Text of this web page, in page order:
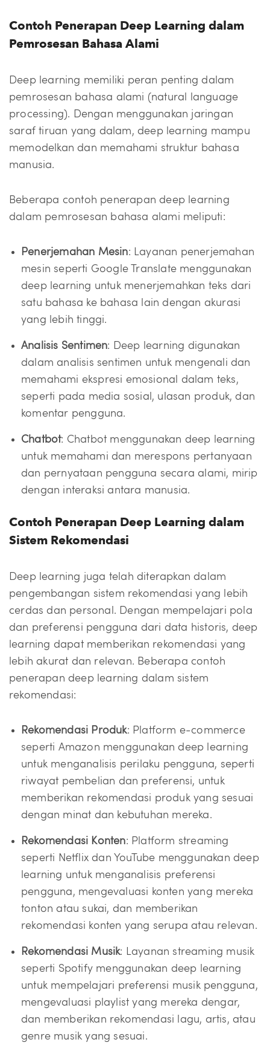
Contoh Penerapan Deep Learning dalam
Pemrosesan Bahasa Alami
Deep learning memiliki peran penting dalam
pemrosesan bahasa alami (natural language
processing). Dengan menggunakan jaringan
saraf tiruan yang dalam, deep learning mampu
memodelkan dan memahami struktur bahasa
manusia.
Beberapa contoh penerapan deep learning
dalam pemrosesan bahasa alami meliputi:
Penerjemahan Mesin: Layanan penerjemahan
mesin seperti Google Translate menggunakan
deep learning untuk menerjemahkan teks dari
satu bahasa ke bahasa lain dengan akurasi
yang lebih tinggi.
Analisis Sentimen: Deep learning digunakan
dalam analisis sentimen untuk mengenali dan
memahami ekspresi emosional dalam teks,
seperti pada media sosial, ulasan produk, dan
komentar pengguna.
Chatbot: Chatbot menggunakan deep learning
untuk memahami dan merespons pertanyaan
dan pernyataan pengguna secara alami, mirip
dengan interaksi antara manusia.
Contoh Penerapan Deep Learning dalam
Sistem Rekomendasi
Deep learning juga telah diterapkan dalam
pengembangan sistem rekomendasi yang lebih
cerdas dan personal. Dengan mempelajari pola
dan preferensi pengguna dari data historis, deep
learning dapat memberikan rekomendasi yang
lebih akurat dan relevan. Beberapa contoh
penerapan deep learning dalam sistem
rekomendasi:
Rekomendasi Produk: Platform e-commerce
seperti Amazon menggunakan deep learning
untuk menganalisis perilaku pengguna, seperti
riwayat pembelian dan preferensi, untuk
memberikan rekomendasi produk yang sesuai
dengan minat dan kebutuhan mereka.
Rekomendasi Konten: Platform streaming
seperti Netflix dan YouTube menggunakan deep
learning untuk menganalisis preferensi
pengguna, mengevaluasi konten yang mereka
tonton atau sukai, dan memberikan
rekomendasi konten yang serupa atau relevan.
Rekomendasi Musik: Layanan streaming musik
seperti Spotify menggunakan deep learning
untuk mempelajari preferensi musik pengguna,
mengevaluasi playlist yang mereka dengar,
dan memberikan rekomendasi lagu, artis, atau
genre musik yang sesuai.